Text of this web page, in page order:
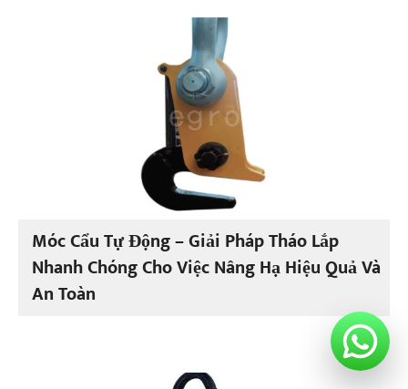
Móc Cẩu Tự Động – Giải Pháp Tháo Lắp
Nhanh Chóng Cho Việc Nâng Hạ Hiệu Quả Và
An Toàn